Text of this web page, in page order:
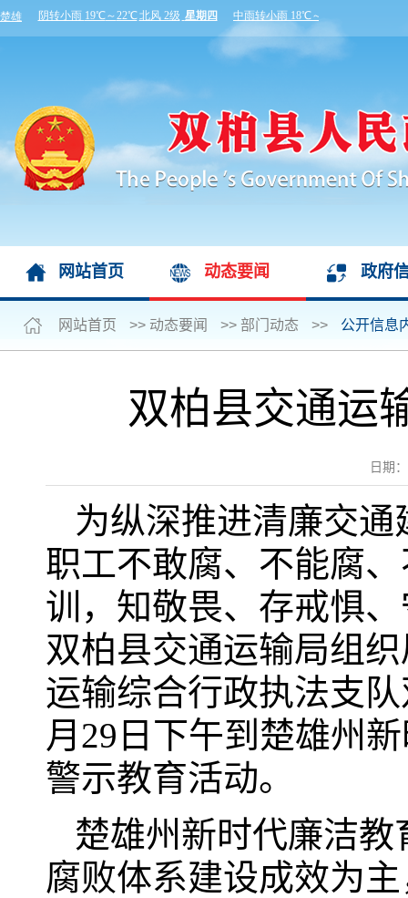
网站首页 动态要闻 政府
网站首页 >> 动态要闻 >> 部门动态 >> 公开信息
双柏县交通运
日期
为纵深推进清廉交
职工不敢腐、不能腐
训，知敬畏、存戒惧
双柏县交通运输局组
运输综合行政执法支
月29日下午到楚雄州
警示教育活动。
楚雄州新时代廉洁
腐败体系建设成效为